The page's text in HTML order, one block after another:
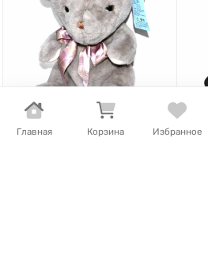
Главная Корзина Избранное